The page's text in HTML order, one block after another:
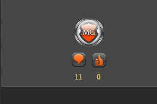
11 0